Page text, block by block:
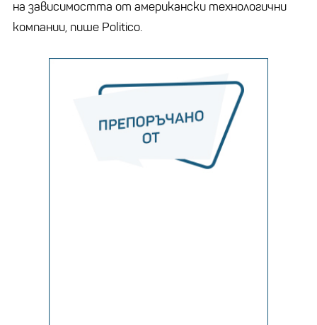
на зависимостта от американски технологични
компании, пише Politico.